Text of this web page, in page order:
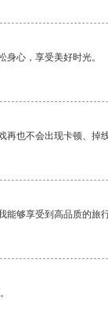
心，享受美好时光。
也不会出现卡顿、掉
够享受到高品质的旅行